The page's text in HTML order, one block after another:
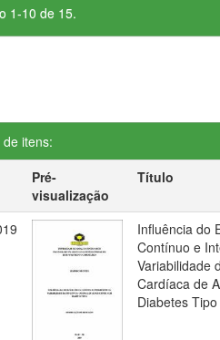
1-10 de 15.
itens:
Pré-
visualização
Título
Influência do
Contínuo e
Variabilidade
Cardíaca de
Diabetes Tipo